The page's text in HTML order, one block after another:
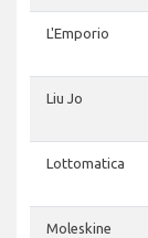
L'Emporio
Liu Jo
Lottomatica
Moleskine